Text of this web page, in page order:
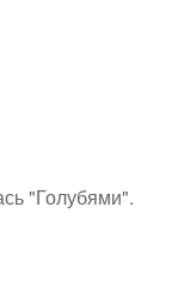
"Голубями".